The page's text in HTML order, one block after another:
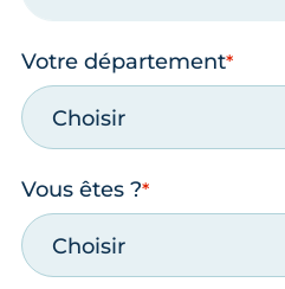
Votre département
Choisir
Vous êtes ?
Choisir